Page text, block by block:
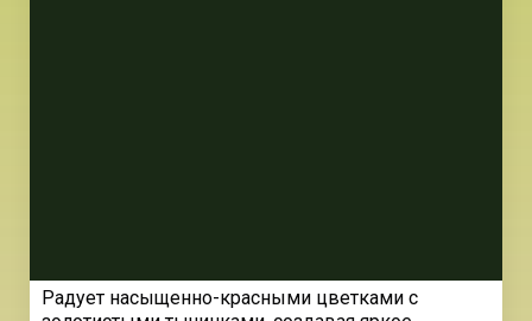
Радует насыщенно-красными цветками с